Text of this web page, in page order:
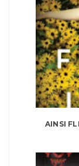
AINSI